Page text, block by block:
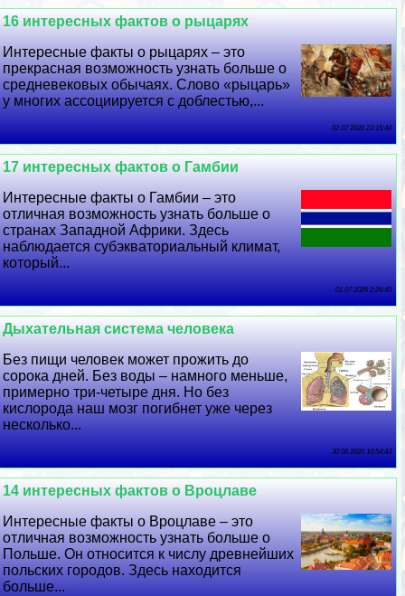
16 интересных фактов о рыцарях
Интересные факты о рыцарях – это
прекрасная возможность узнать больше о
средневековых обычаях. Слово «рыцарь»
у многих ассоциируется с доблестью,...
02 07 2026 23:15:44
17 интересных фактов о Гамбии
Интересные факты о Гамбии – это
отличная возможность узнать больше о
странах Западной Африки. Здесь
наблюдается субэкваториальный климат,
который...
01 07 2026 2:26:45
Дыхательная система человека
Без пищи человек может прожить до
сорока дней. Без воды – намного меньше,
примерно три-четыре дня. Но без
кислорода наш мозг погибнет уже через
несколько...
30 06 2026 10:54:43
14 интересных фактов о Вроцлаве
Интересные факты о Вроцлаве – это
отличная возможность узнать больше о
Польше. Он относится к числу древнейших
польских городов. Здесь находится
больше...